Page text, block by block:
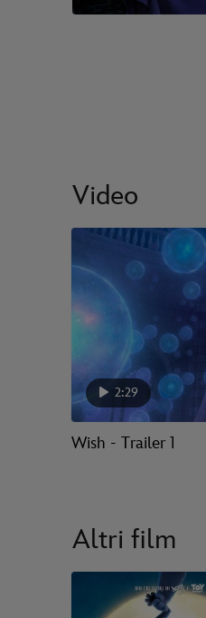
Video
2:29
Wish - Trailer 1
Altri film